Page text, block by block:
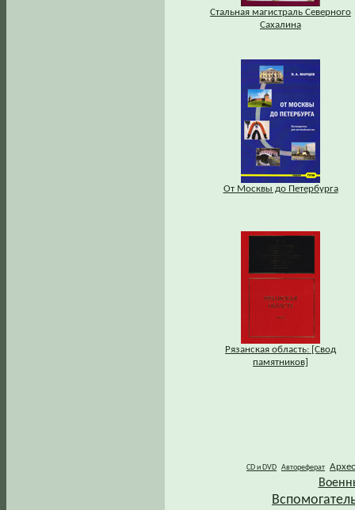
Стальная магистраль Северного
Сахалина
От Москвы до Петербурга
Рязанская область: [Свод
памятников]
CD и DVD Автореферат